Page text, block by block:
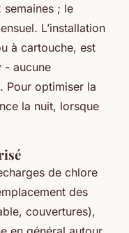
semaines ; le
L’installation
à cartouche, est
- aucune
Pour optimiser la
la nuit, lorsque
de chlore
des
couvertures),